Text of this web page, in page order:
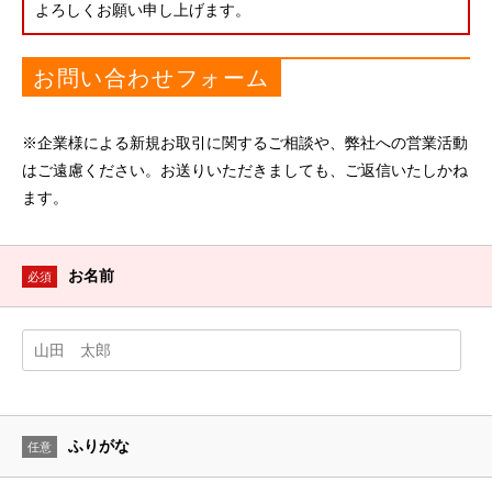
よろしくお願い申し上げます。
お問い合わせフォーム
※企業様による新規お取引に関するご相談や、弊社への営業活動
はご遠慮ください。お送りいただきましても、ご返信いたしかね
ます。
必須 お名前
任意 ふりがな